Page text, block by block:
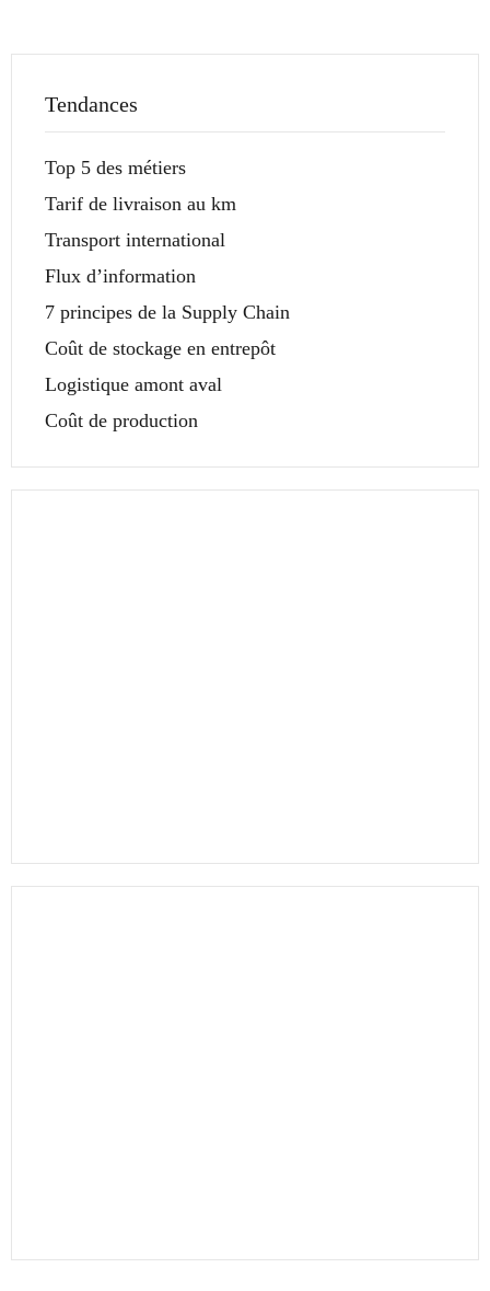
Tendances
Top 5 des métiers
Tarif de livraison au km
Transport international
Flux d’information
7 principes de la Supply Chain
Coût de stockage en entrepôt
Logistique amont aval
Coût de production